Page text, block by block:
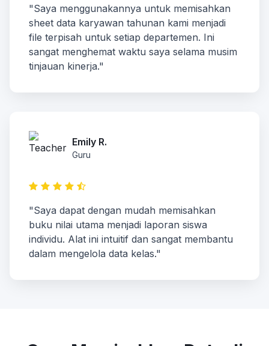
"Saya menggunakannya untuk memisahkan
sheet data karyawan tahunan kami menjadi
file terpisah untuk setiap departemen. Ini
sangat menghemat waktu saya selama musim
tinjauan kinerja."
Emily R.
Guru
"Saya dapat dengan mudah memisahkan
buku nilai utama menjadi laporan siswa
individu. Alat ini intuitif dan sangat membantu
dalam mengelola data kelas."